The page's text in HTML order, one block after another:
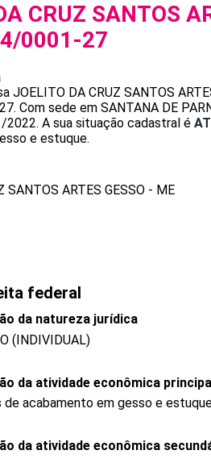
CRUZ SANTOS
0001-27
JOELITO DA CRUZ SANTOS
. Com sede em SANTANA DE
2022. A sua situação cadastral é
e estuque.
SANTOS ARTES GESSO - ME
federal
da natureza jurídica
(INDIVIDUAL)
da atividade econômica
acabamento em gesso e
da atividade econômica